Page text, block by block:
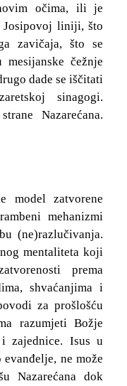
očima, ili je
Josipovoj liniji, što
zavičaja, što se
čežnje
dade se iščitati
sinagogi.
Nazarećana.
model zatvorene
mehanizmi
(ne)razlučivanja.
mentaliteta koji
prema
shvaćanjima i
za prošlošću
razumjeti Božje
zajednice. Isus u
ne može
Nazarećana dok